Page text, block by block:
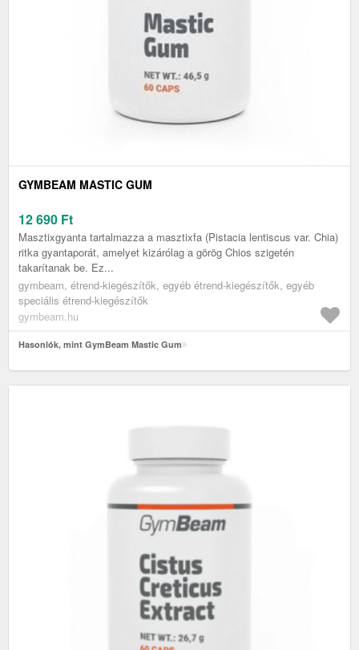
GYMBEAM MASTIC GUM
12 690 Ft
Masztixgyanta tartalmazza a masztixfa (Pistacia lentiscus var. Chia)
ritka gyantaporát, amelyet kizárólag a görög Chios szigetén
takarítanak be. Ez...
gymbeam, étrend-kiegészítők, egyéb étrend-kiegészítők, egyéb
speciális étrend-kiegészítők
gymbeam.hu
Hasonlók, mint GymBeam Mastic Gum